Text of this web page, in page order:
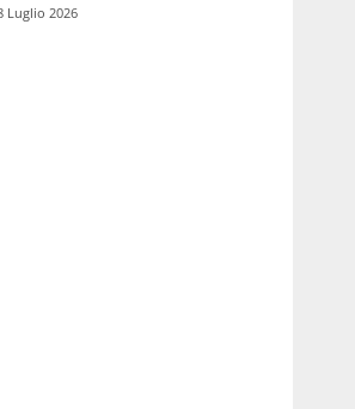
Luglio 2026